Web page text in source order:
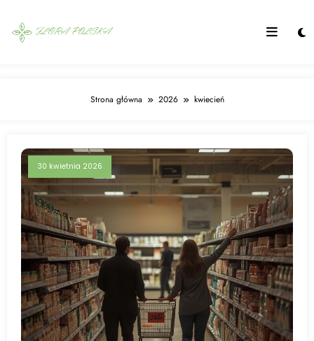
content
Strona główna 2026 kwiecień
30 kwietnia 2026